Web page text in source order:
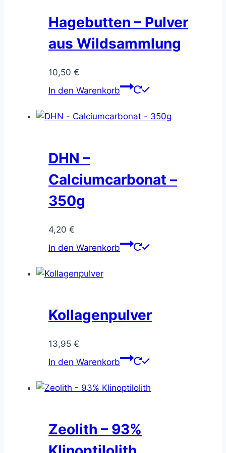
Hagebutten – Pulver
aus Wildsammlung
10,50 €
In den Warenkorb
DHN –
Calciumcarbonat –
350g
4,20 €
In den Warenkorb
Kollagenpulver
13,95 €
In den Warenkorb
Zeolith – 93%